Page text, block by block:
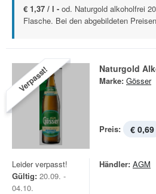
€ 1,37 / l - od. Naturgold alkoholfrei
Flasche. Bei den abgebildeten
Verpasst! Naturgold
Marke: Gösser
Preis: € 0,69
Leider verpasst!
Gültig: 20.09. -
04.10.
Händler: AGM